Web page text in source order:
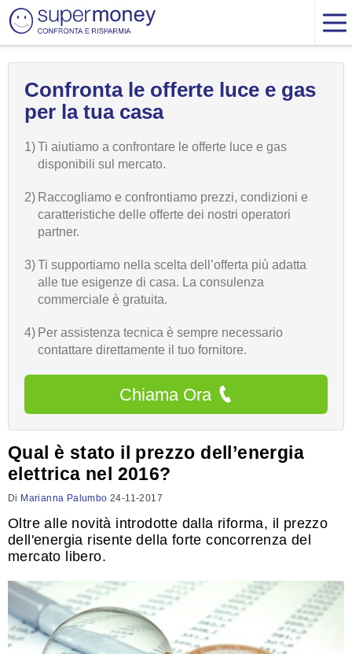
Confronta le offerte luce e gas
per la tua casa
1)Ti aiutiamo a confrontare le offerte luce e gas
disponibili sul mercato.
2) Raccogliamo e confrontiamo prezzi, condizioni e
caratteristiche delle offerte dei nostri operatori
partner.
3)Ti supportiamo nella scelta dell’offerta più adatta
alle tue esigenze di casa. La consulenza
commerciale è gratuita.
4) Per assistenza tecnica è sempre necessario
contattare direttamente il tuo fornitore.
Chiama Ora
Qual è stato il prezzo dell’energia
elettrica nel 2016?
Di Marianna Palumbo 24-11-2017
Oltre alle novità introdotte dalla riforma, il prezzo
dell'energia risente della forte concorrenza del
mercato libero.